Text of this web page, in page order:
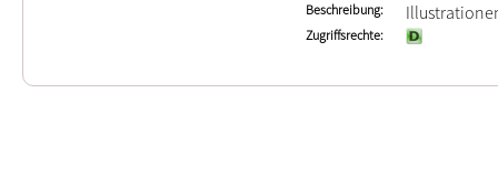
Beschreibung
Zugriffsrechte